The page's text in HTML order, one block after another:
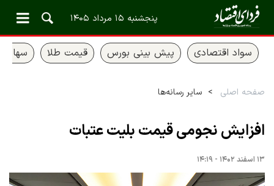
پنجشنبه ۱۵ مرداد ۱۴۰۵
سواد اقتصادی پیش بینی بورس قیمت طلا سهام
صفحه اصلی سایر رسانه‌ها
افزایش نجومی قیمت بلیت عتبات
۱۳ اسفند ۱۴۰۲ - ۱۴:۱۹